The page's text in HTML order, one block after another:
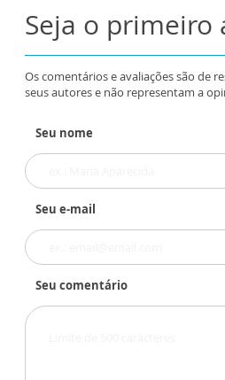
Seja o primeiro
Os comentários e avaliações são de
seus autores e não representam a
Seu nome
Seu e-mail
Seu comentário